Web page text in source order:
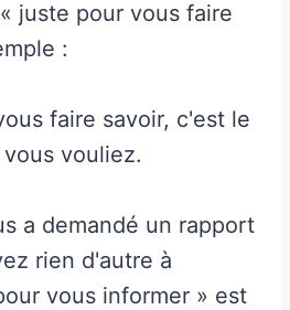
juste pour vous faire
:
faire savoir, c'est le
vouliez.
a demandé un rapport
rien d'autre à
vous informer » est